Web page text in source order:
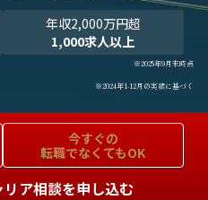
年収2,000万円超
1,000求人以上
※2025年9月末時点
※2024年1-12月の実績に基づく
今すぐの
転職でなくてもOK
ア相談を申し込む